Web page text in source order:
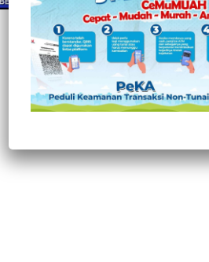
Post Views: 367